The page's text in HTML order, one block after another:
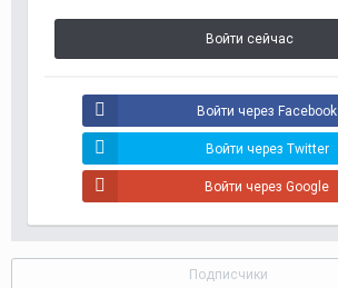
Войти сейчас
Войти через Facebook
Войти через Twitter
Войти через Google
Подписчики